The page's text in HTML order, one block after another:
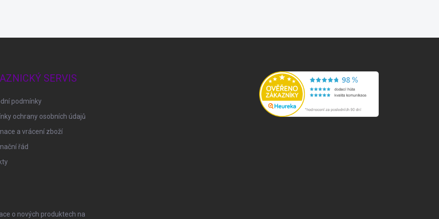
SERVIS
podmínky
ochrany osobních údajů
a vrácení zboží
řád
o nových produktech na